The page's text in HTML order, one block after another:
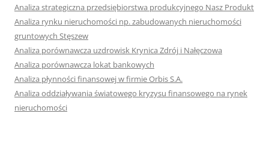
Analiza strategiczna przedsiębiorstwa produkcyjnego Nasz Produkt
Analiza rynku nieruchomości np. zabudowanych nieruchomości
gruntowych Stęszew
Analiza porównawcza uzdrowisk Krynica Zdrój i Nałęczowa
Analiza porównawcza lokat bankowych
Analiza płynności finansowej w firmie Orbis S.A.
Analiza oddziaływania światowego kryzysu finansowego na rynek
nieruchomości